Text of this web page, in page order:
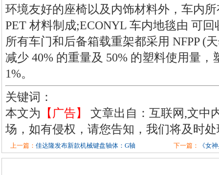
环境友好的座椅以及内饰材料外，车内
PET 材料制成;ECONYL 车内地毯由 可
所有车门和后备箱载重架都采用 NFPP (
减少 40% 的重量及 50% 的塑料使用量，
1%。
关键词：
本文为 【广告】
文章出自：互联网,文中
场，如有侵权，请您告知，我们将及时
上一篇： 佳达隆发布新款机械键盘轴体：G轴 下一篇： 《女